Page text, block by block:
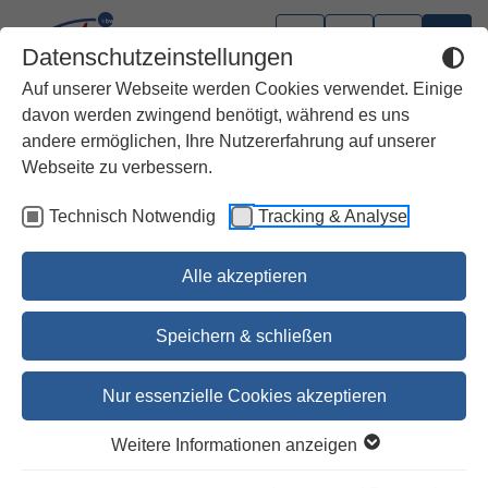
Datenschutzeinstellungen
Auf unserer Webseite werden Cookies verwendet. Einige
davon werden zwingend benötigt, während es uns
andere ermöglichen, Ihre Nutzererfahrung auf unserer
Webseite zu verbessern.
Technisch Notwendig Tracking & Analyse
Alle akzeptieren
Speichern & schließen
Nur essenzielle Cookies akzeptieren
Weitere Informationen anzeigen
Bistum Magdeburg
Kunstleder rot
32,00 €
Bestellen